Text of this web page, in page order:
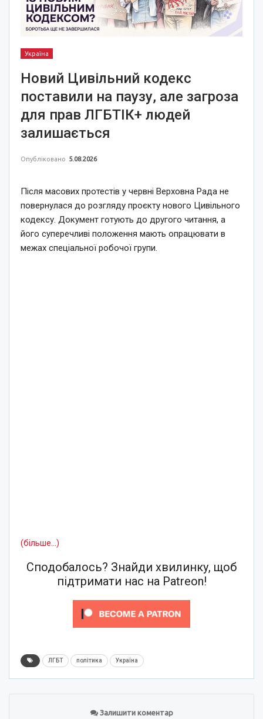
Україна
Новий Цивільний кодекс
поставили на паузу, але загроза
для прав ЛГБТІК+ людей
залишається
Опубліковано 5.08.2026
Після масових протестів у червні Верховна Рада не
повернулася до розгляду проєкту нового Цивільного
кодексу. Документ готують до другого читання, а
його суперечливі положення мають опрацювати в
межах спеціальної робочої групи.
(більше…)
Сподобалось? Знайди хвилинку, щоб
підтримати нас на Patreon!
ЛГБТ політика Україна
Залишити коментар